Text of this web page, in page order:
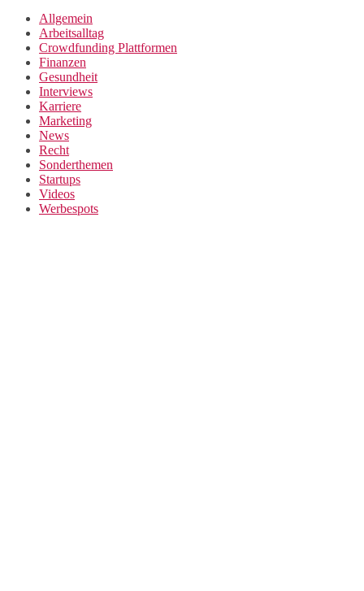
Allgemein
Arbeitsalltag
Crowdfunding Plattformen
Finanzen
Gesundheit
Interviews
Karriere
Marketing
News
Recht
Sonderthemen
Startups
Videos
Werbespots